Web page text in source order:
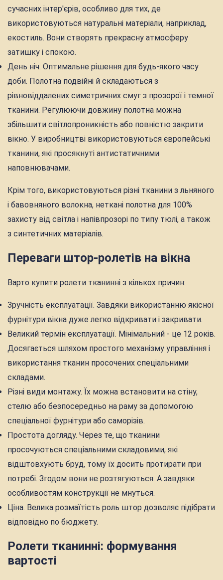
сучасних інтер'єрів, особливо для тих, де
використовуються натуральні матеріали, наприклад,
екостиль. Вони створять прекрасну атмосферу
затишку і спокою.
День ніч. Оптимальне рішення для будь-якого часу
доби. Полотна подвійні й складаються з
рівновіддалених симетричних смуг з прозорої і темної
тканини. Регулюючи довжину полотна можна
збільшити світлопроникність або повністю закрити
вікно. У виробництві використовуються європейські
тканини, які просякнуті антистатичними
наповнювачами.
Крім того, використовуються різні тканини з льняного
і бавовняного волокна, неткані полотна для 100%
захисту від світла і напівпрозорі по типу тюлі, а також
з синтетичних матеріалів.
Переваги штор-ролетів на вікна
Варто купити ролети тканинні з кількох причин:
Зручність експлуатації. Завдяки використанню якісної
фурнітури вікна дуже легко відкривати і закривати.
Великий термін експлуатації. Мінімальний - це 12 років.
Досягається шляхом простого механізму управління і
використання тканин просочених спеціальними
складами.
Різні види монтажу. Їх можна встановити на стіну,
стелю або безпосередньо на раму за допомогою
спеціальної фурнітури або саморізів.
Простота догляду. Через те, що тканини
просочуються спеціальними складовими, які
відштовхують бруд, тому їх досить протирати при
потребі. Згодом вони не розтягуються. А завдяки
особливостям конструкції не мнуться.
Ціна. Велика розмаїтість роль штор дозволяє підібрати
відповідно по бюджету.
Ролети тканинні: формування
вартості